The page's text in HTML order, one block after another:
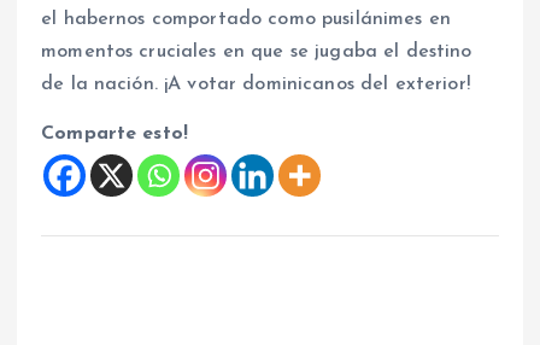
el habernos comportado como pusilánimes en
momentos cruciales en que se jugaba el destino
de la nación. ¡A votar dominicanos del exterior!
Comparte esto!